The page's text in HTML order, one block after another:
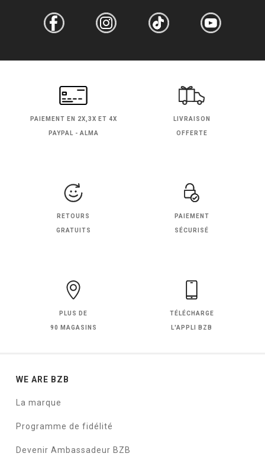
PAIEMENT EN 2X,3X ET 4X
PAYPAL - ALMA
LIVRAISON
OFFERTE
RETOURS
GRATUITS
PAIEMENT
SÉCURISÉ
PLUS DE
90 MAGASINS
TÉLÉCHARGE
L'APPLI BZB
WE ARE BZB
La marque
Programme de fidélité
Devenir Ambassadeur BZB